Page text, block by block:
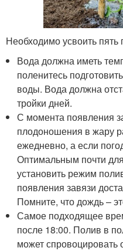
Необходимо усвоить
Вода должна иметь
поленитесь
воды. Вода должна
тройки дней.
С момента появления
плодоношения в жару
ежедневно, а если
Оптимальным почти
установить режим
появления завязи
Помните, что дождь –
Самое подходящее
после 18:00. Полив в
может спровоцировать